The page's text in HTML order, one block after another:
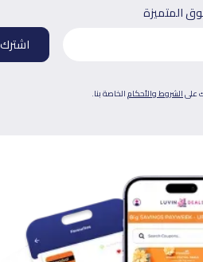
المتميزة
علىالشروط والأحكامالخاصة بنا.